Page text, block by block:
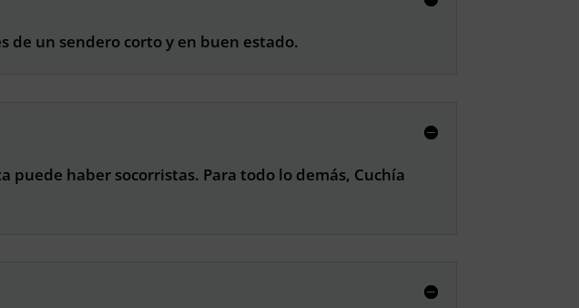
de un sendero corto y en buen estado.
haber socorristas. Para todo lo demás, Cuchía